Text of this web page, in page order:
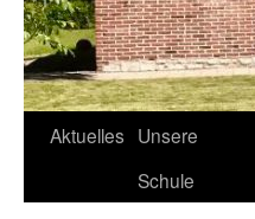
Aktuelles Unsere
Schule